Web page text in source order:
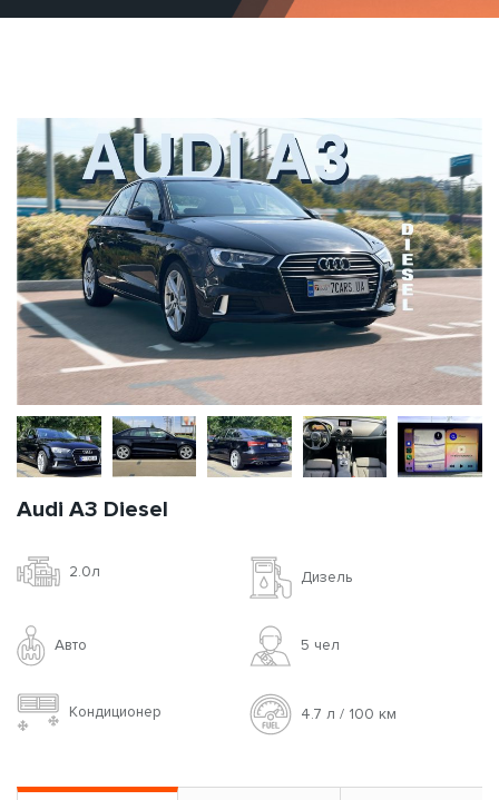
Audi A3 Diesel
2.0л Дизель
Авто 5 чел
Кондиционер 4.7 л / 100 км